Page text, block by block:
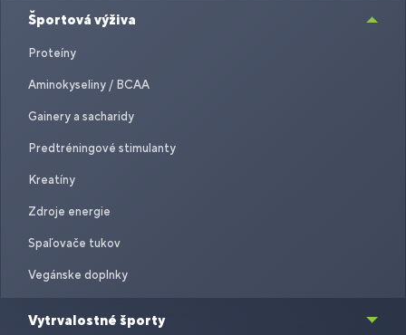
Športová výživa
Proteíny
Aminokyseliny / BCAA
Gainery a sacharidy
Predtréningové stimulanty
Kreatíny
Zdroje energie
Spaľovače tukov
Vegánske doplnky
Vytrvalostné športy